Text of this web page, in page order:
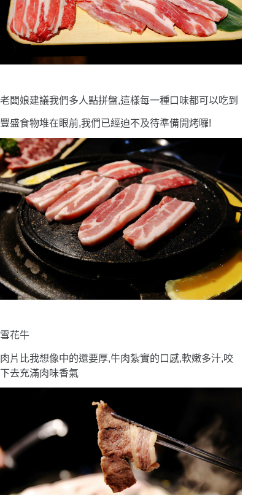
老闆娘建議我們多人點拼盤,這樣每一種口味都可以吃到
豐盛食物堆在眼前,我們已經迫不及待準備開烤囉!
雪花牛
肉片比我想像中的還要厚,牛肉紮實的口感,軟嫩多汁,咬
下去充滿肉味香氣